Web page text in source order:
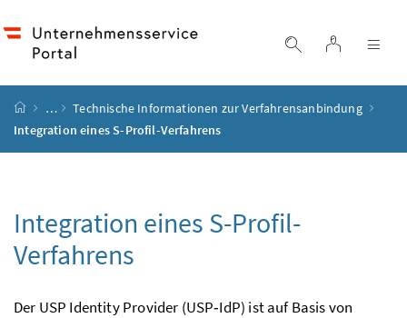
SucheLogin
Startseite
…
Technische Informationen zur Verfahrensanbindung
Integration eines S-Profil-Verfahrens
Integration eines S-Profil-
Verfahrens
Der USP Identity Provider (USP‑IdP) istauf Basis von